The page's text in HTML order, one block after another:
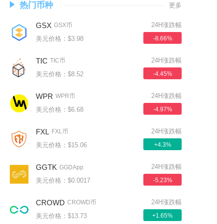
热门币种 更多
GSX GSX币
美元价格：$3.98
24H涨跌幅
-8.66%
TIC TIC币
美元价格：$8.52
24H涨跌幅
-4.45%
WPR WPR币
美元价格：$6.68
24H涨跌幅
-4.97%
FXL FXL币
美元价格：$15.06
24H涨跌幅
+4.3%
GGTK GGDApp
美元价格：$0.0017
24H涨跌幅
-5.23%
CROWD CROWD币
美元价格：$13.73
24H涨跌幅
+1.65%